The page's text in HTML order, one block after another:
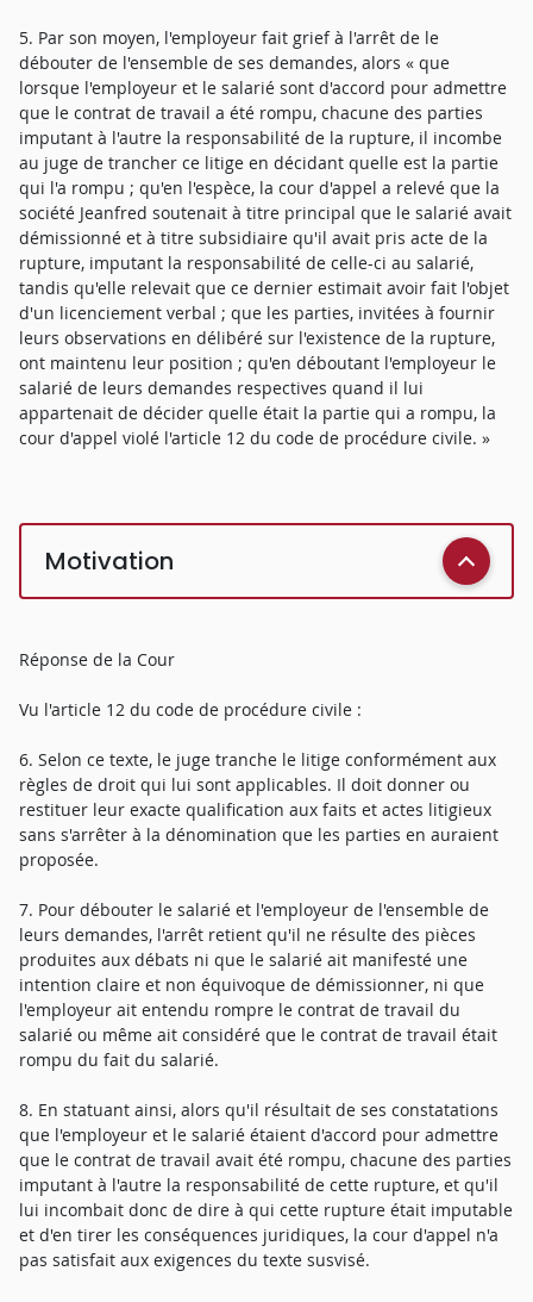
5. Par son moyen, l'employeur fait grief à l'arrêt de le
débouter de l'ensemble de ses demandes, alors « que
lorsque l'employeur et le salarié sont d'accord pour admettre
que le contrat de travail a été rompu, chacune des parties
imputant à l'autre la responsabilité de la rupture, il incombe
au juge de trancher ce litige en décidant quelle est la partie
qui l'a rompu ; qu'en l'espèce, la cour d'appel a relevé que la
société Jeanfred soutenait à titre principal que le salarié avait
démissionné et à titre subsidiaire qu'il avait pris acte de la
rupture, imputant la responsabilité de celle-ci au salarié,
tandis qu'elle relevait que ce dernier estimait avoir fait l'objet
d'un licenciement verbal ; que les parties, invitées à fournir
leurs observations en délibéré sur l'existence de la rupture,
ont maintenu leur position ; qu'en déboutant l'employeur le
salarié de leurs demandes respectives quand il lui
appartenait de décider quelle était la partie qui a rompu, la
cour d'appel violé l'article 12 du code de procédure civile. »
Motivation
Réponse de la Cour
Vu l'article 12 du code de procédure civile :
6. Selon ce texte, le juge tranche le litige conformément aux
règles de droit qui lui sont applicables. Il doit donner ou
restituer leur exacte qualification aux faits et actes litigieux
sans s'arrêter à la dénomination que les parties en auraient
proposée.
7. Pour débouter le salarié et l'employeur de l'ensemble de
leurs demandes, l'arrêt retient qu'il ne résulte des pièces
produites aux débats ni que le salarié ait manifesté une
intention claire et non équivoque de démissionner, ni que
l'employeur ait entendu rompre le contrat de travail du
salarié ou même ait considéré que le contrat de travail était
rompu du fait du salarié.
8. En statuant ainsi, alors qu'il résultait de ses constatations
que l'employeur et le salarié étaient d'accord pour admettre
que le contrat de travail avait été rompu, chacune des parties
imputant à l'autre la responsabilité de cette rupture, et qu'il
lui incombait donc de dire à qui cette rupture était imputable
et d'en tirer les conséquences juridiques, la cour d'appel n'a
pas satisfait aux exigences du texte susvisé.